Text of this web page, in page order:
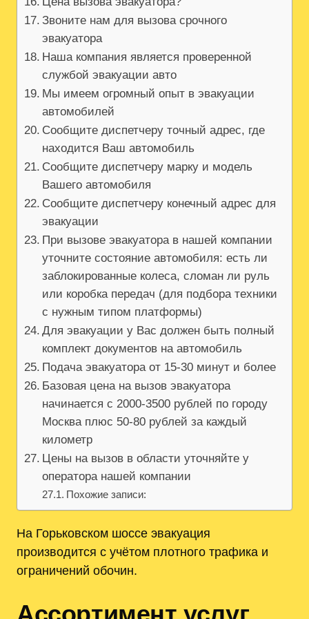
Звоните нам для вызова срочного
эвакуатора
Наша компания является проверенной
службой эвакуации авто
Мы имеем огромный опыт в эвакуации
автомобилей
Сообщите диспетчеру точный адрес, где
находится Ваш автомобиль
Сообщите диспетчеру марку и модель
Вашего автомобиля
Сообщите диспетчеру конечный адрес для
эвакуации
При вызове эвакуатора в нашей компании
уточните состояние автомобиля: есть ли
заблокированные колеса, сломан ли руль
или коробка передач (для подбора техники
с нужным типом платформы)
Для эвакуации у Вас должен быть полный
комплект документов на автомобиль
Подача эвакуатора от 15-30 минут и более
Базовая цена на вызов эвакуатора
начинается с 2000-3500 рублей по городу
Москва плюс 50-80 рублей за каждый
километр
Цены на вызов в области уточняйте у
оператора нашей компании
Похожие записи:
На Горьковском шоссе эвакуация
производится с учётом плотного трафика и
ограничений обочин.